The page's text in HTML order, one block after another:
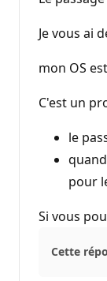
Je vous ai
mon OS
C'est un
le
pour
Si vous
Cette